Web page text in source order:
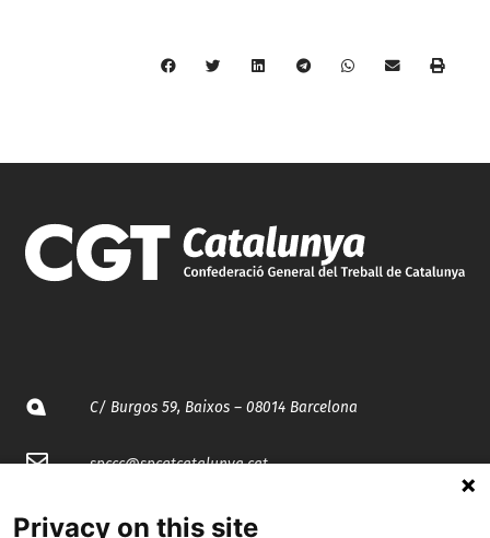
C/ Burgos 59, Baixos – 08014 Barcelona
spccc@spcgtcatalunya.cat
Privacy on this site